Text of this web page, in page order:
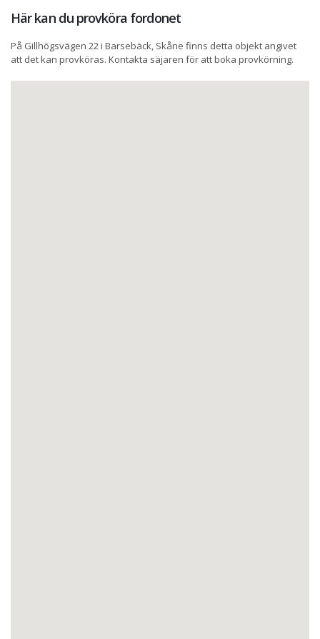
Här kan du provköra fordonet
På Gillhögsvägen 22 i Barsebäck, Skåne finns detta objekt angivet
att det kan provköras. Kontakta säjaren för att boka provkörning.